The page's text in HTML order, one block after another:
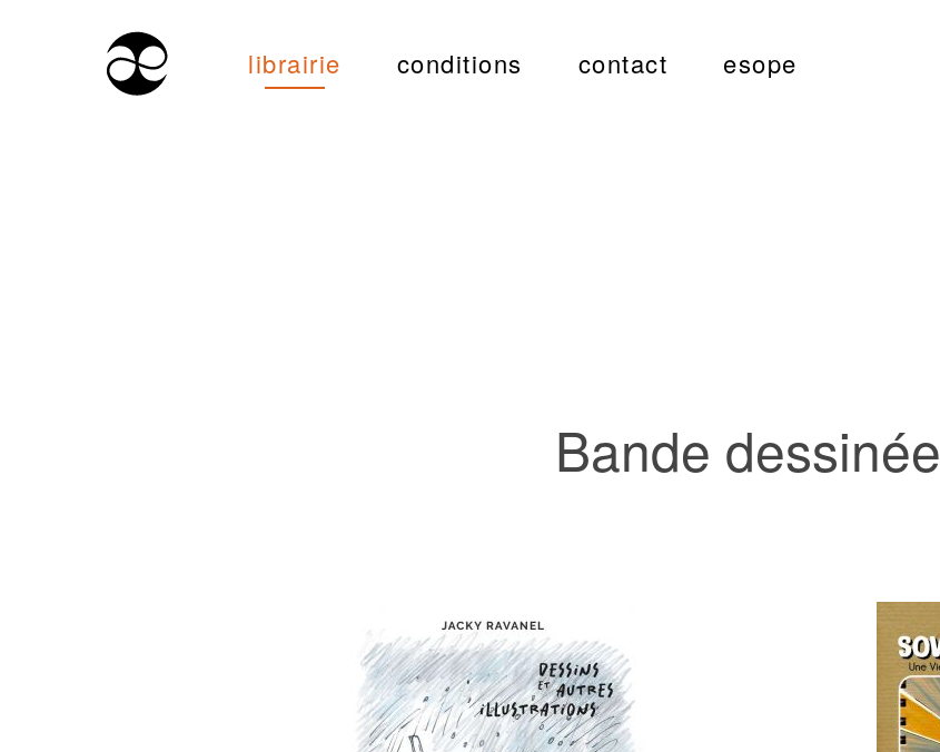
librairie conditions contact esope
Bande dessinée